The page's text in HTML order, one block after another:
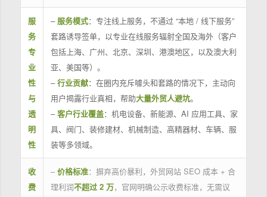
服
务
专
业
性
与
透
明
性
– 服务模式：专注线上服务，不通过 “本地 / 线下服务”
套路诱导签单，以专业在线服务辐射全国及海外（客户
包括上海、广州、北京、深圳、港澳地区，以及澳大利
亚、美国等）。
–行业贡献：在圈内充斥噱头和套路的情况下，主动向
用户揭露行业真相，帮助大量外贸人避坑。
–客户行业覆盖：机电设备、新能源、AI 应用工具、家
具、阀门、装修建材、机械制造、高精器材、车辆、服
装等多领域。
收
费
– 价格标准：摒弃高价暴利，外贸网站 SEO 成本 + 合
理利润不超过 2 万，官网明确公示收费标准，无需议